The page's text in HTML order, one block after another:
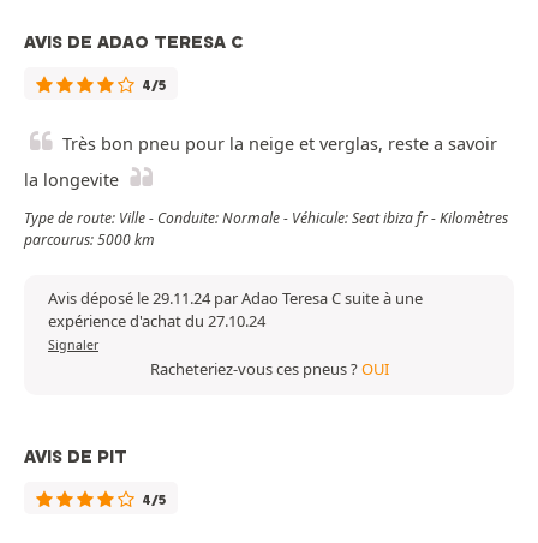
AVIS DE ADAO TERESA C
4/5
Très bon pneu pour la neige et verglas, reste a savoir
la longevite
Type de route: Ville - Conduite: Normale - Véhicule: Seat ibiza fr - Kilomètres
parcourus: 5000 km
Avis déposé le 29.11.24 par Adao Teresa C suite à une
expérience d'achat du 27.10.24
Signaler
Racheteriez-vous ces pneus ?OUI
AVIS DE PIT
4/5